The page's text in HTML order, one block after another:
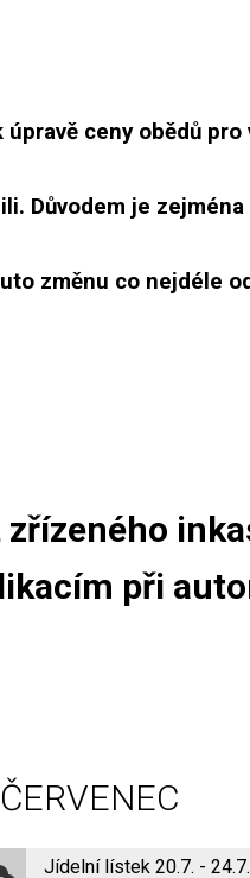
ceny obědů
Důvodem je
změnu co nejdéle
při
Jídelní lístek 20.7. - 24.7.